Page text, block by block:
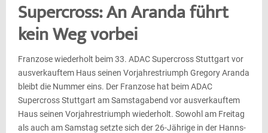
Supercross: An Aranda führt
kein Weg vorbei
Franzose wiederholt beim 33. ADAC Supercross Stuttgart vor
ausverkauftem Haus seinen Vorjahrestriumph Gregory Aranda
bleibt die Nummer eins. Der Franzose hat beim ADAC
Supercross Stuttgart am Samstagabend vor ausverkauftem
Haus seinen Vorjahrestriumph wiederholt. Sowohl am Freitag
als auch am Samstag setzte sich der 26-Jährige in der Hanns-